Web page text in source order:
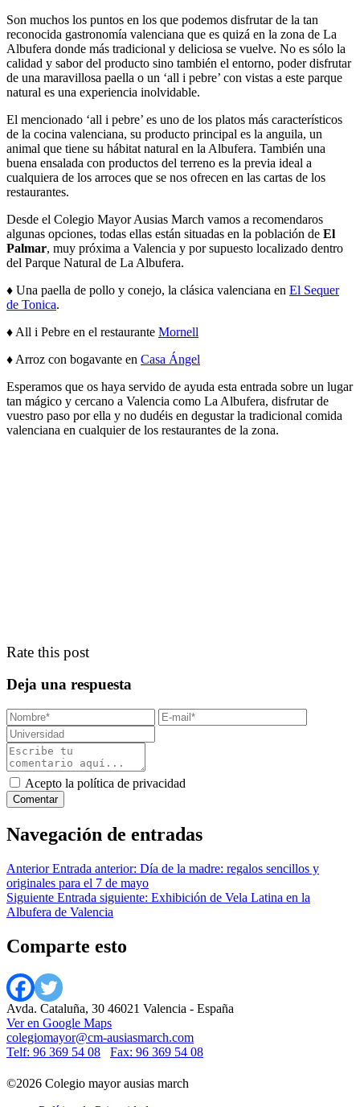
Son muchos los puntos en los que podemos disfrutar de la tan
reconocida gastronomía valenciana que es quizá en la zona de La
Albufera donde más tradicional y deliciosa se vuelve. No es sólo la
calidad y sabor del producto sino también el entorno, poder disfrutar
de una maravillosa paella o un ‘all i pebre’ con vistas a este parque
natural es una experiencia inolvidable.
El mencionado ‘all i pebre’ es uno de los platos más característicos
de la cocina valenciana, su producto principal es la anguila, un
animal que tiene su hábitat natural en la Albufera. También una
buena ensalada con productos del terreno es la previa ideal a
cualquiera de los arroces que se nos ofrecen en las cartas de los
restaurantes.
Desde el Colegio Mayor Ausias March vamos a recomendaros
algunas opciones, todas ellas están situadas en la población de El
Palmar, muy próxima a Valencia y por supuesto localizado dentro
del Parque Natural de La Albufera.
♦ Una paella de pollo y conejo, la clásica valenciana en El Sequer
de Tonica.
♦ All i Pebre en el restaurante Mornell
♦ Arroz con bogavante en Casa Ángel
Esperamos que os haya servido de ayuda esta entrada sobre un lugar
tan mágico y cercano a Valencia como La Albufera, disfrutar de
vuestro paso por ella y no dudéis en degustar la tradicional comida
valenciana en cualquier de los restaurantes de la zona.
Rate this post
Deja una respuesta
Acepto la política de privacidad
Navegación de entradas
Anterior Entrada anterior: Día de la madre: regalos sencillos y
originales para el 7 de mayo
Siguiente Entrada siguiente: Exhibición de Vela Latina en la
Albufera de Valencia
Comparte esto
Avda. Cataluña, 30 46021 Valencia - España
Ver en Google Maps
colegiomayor@cm-ausiasmarch.com
Telf: 96 369 54 08
Fax: 96 369 54 08
©2026 Colegio mayor ausias march